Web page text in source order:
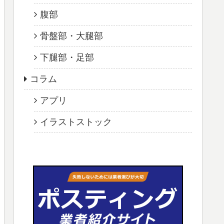
腹部
骨盤部・大腿部
下腿部・足部
コラム
アプリ
イラストストック